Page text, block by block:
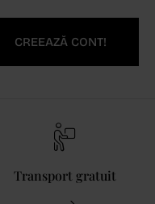
CREEAZĂ CONT!
Transport gratuit